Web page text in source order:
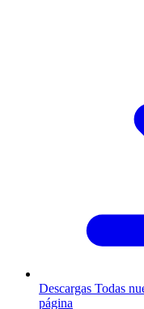
Descargas Todas
página